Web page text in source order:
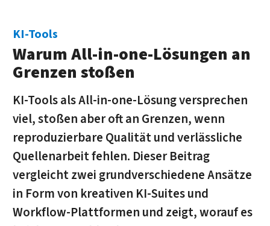
KI-Tools
Warum All-in-one-Lösungen an
Grenzen stoßen
KI-Tools als All-in-one-Lösung versprechen
viel, stoßen aber oft an Grenzen, wenn
reproduzierbare Qualität und verlässliche
Quellenarbeit fehlen. Dieser Beitrag
vergleicht zwei grundverschiedene Ansätze
in Form von kreativen KI-Suites und
Workflow-Plattformen und zeigt, worauf es